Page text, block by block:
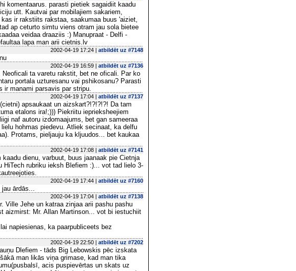
komentaarus. parasti pietiek sagaidiit kaadu
utt. Kautvai par mobilajiem sakariem,
ir rakstiits rakstaa, saakumaa buus 'aiziet,
ap ceturto simtu viens otram jau sola bietee
veidaa draaziis :) Manupraat - Delfi -
lapa man arii cietnis.lv
2002-04-19 17:24 | atbildēt uz #7148
2002-04-19 16:59 | atbildēt uz #7136
ta varetu rakstit, bet ne oficali. Par ko
portala uzturesanu vai pshikosanu? Parasti
ir manami parsavis par stripu.
2002-04-19 17:04 | atbildēt uz #7137
apsaukaat un aizskart?!?!?!?! Da tam
etalons ira!;))) Piekriitu ieprieksheejiem
naf autoru izdomaajums, bet gan sameeraa
hohmas piedevu. Atliek secinaat, ka delfu
Protams, pieljauju ka kljuudos... bet kaukaa
2002-04-19 17:08 | atbildēt uz #7141
dienu, varbuut, buus jaanaak pie Cietnja
HiTech rubriku ieksh Blefiem :)... vot tad lielo 3-
2002-04-19 17:44 | atbildēt uz #7160
ārdās...
2002-04-19 17:04 | atbildēt uz #7138
Ville Jehe un katraa zinjaa arii pashu pashu
aizmirst: Mr. Allan Martinson... vot bi iestuchiit
napiesienas, ka paarpubliceets bez
2002-04-19 22:50 | atbildēt uz #7202
Dlefiem - tāds Big Lebowskis pēc izskata
man likās viņa grimase, kad man tika
acis puspievērtas un skats uz